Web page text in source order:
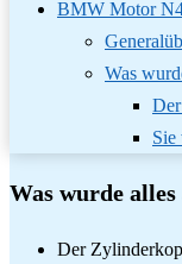
BMW Motor
Was
Sie
Was wurde
Der